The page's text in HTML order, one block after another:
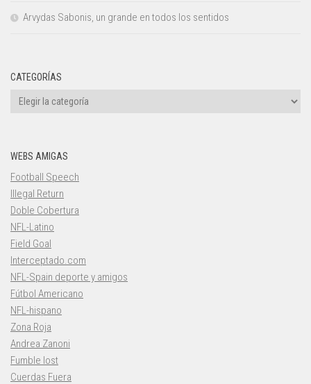
Arvydas Sabonis, un grande en todos los sentidos
CATEGORÍAS
Categorías
WEBS AMIGAS
Football Speech
Illegal Return
Doble Cobertura
NFL-Latino
Field Goal
Interceptado.com
NFL-Spain deporte y amigos
Fútbol Americano
NFL-hispano
Zona Roja
Andrea Zanoni
Fumble lost
Cuerdas Fuera